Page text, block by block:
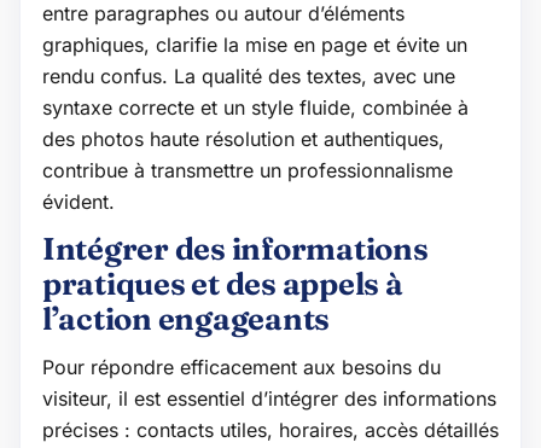
entre paragraphes ou autour d’éléments
graphiques, clarifie la mise en page et évite un
rendu confus. La qualité des textes, avec une
syntaxe correcte et un style fluide, combinée à
des photos haute résolution et authentiques,
contribue à transmettre un professionnalisme
évident.
Intégrer des informations
pratiques et des appels à
l’action engageants
Pour répondre efficacement aux besoins du
visiteur, il est essentiel d’intégrer des informations
précises : contacts utiles, horaires, accès détaillés